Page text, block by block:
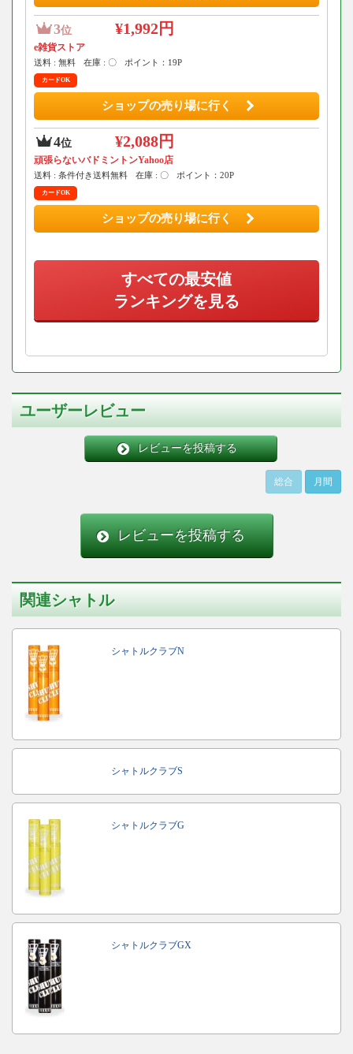
3位 ¥1,992円
e雑貨ストア
送料 : 無料 在庫 : 〇 ポイント：19P
カードOK
ショップの売り場に行く
4位 ¥2,088円
頑張らないバドミントンYahoo店
送料 : 条件付き送料無料 在庫 : 〇 ポイント：20P
カードOK
ショップの売り場に行く
すべての最安値
ランキングを見る
ユーザーレビュー
レビューを投稿する
総合 月間
レビューを投稿する
関連シャトル
シャトルクラブN
シャトルクラブS
シャトルクラブG
シャトルクラブGX